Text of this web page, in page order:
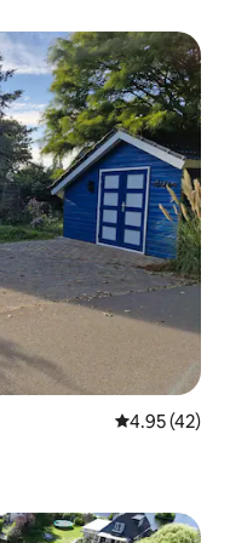
Calificación
4.95 (42)